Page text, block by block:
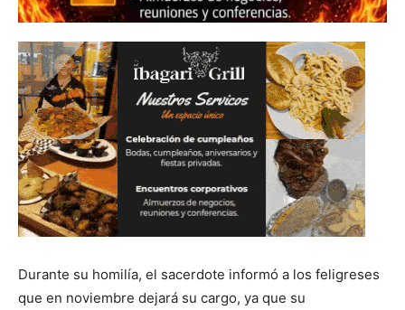
Durante su homilía, el sacerdote informó a los feligreses
que en noviembre dejará su cargo, ya que su